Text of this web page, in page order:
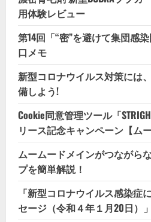
用体験レビュー
第14回「“密”を避けて集団感
口メモ
新型コロナウイルス対策には
備しよう!
Cookie同意管理ツール「
リース記念キャンペーン【ム
ムームードメインがつながら
プを簡単解説！
「新型コロナウイルス感染症
セージ（令和４年１月20日）」